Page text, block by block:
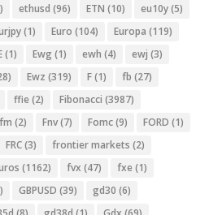
ethusd (96) ETN (10) eu10y(5)
(1) Euro (104) Europa (119)
(1) Ewg (1) ewh (4) ewj (3)
Ewz (319) F(1) fb (27)
ffie (2) Fibonacci (3987)
fm (2) Fnv(7) Fomc(9) FORD (1)
FRC(3) frontier markets (2)
(1162) fvx (47) fxe (1)
GBPUSD (39) gd30 (6)